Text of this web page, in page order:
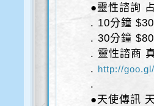
●靈性諮詢
. 10分鐘
. 30分鐘
. 靈性諮商
. http://
.
●天使傳訊